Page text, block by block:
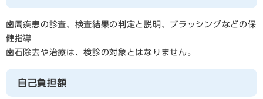
歯周疾患の診査、検査結果の判定と説明、ブラッシングなどの保
健指導
歯石除去や治療は、検診の対象とはなりません。
自己負担額